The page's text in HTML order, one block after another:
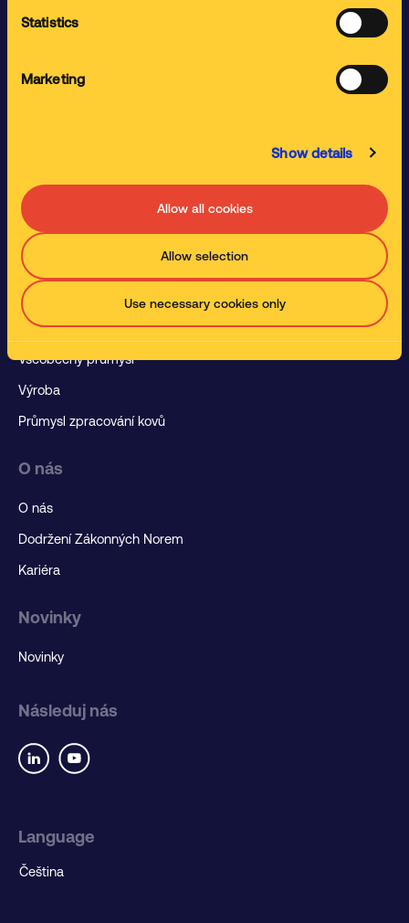
Statistics
Marketing
Show details
Allow all cookies
Allow selection
Use necessary cookies only
Myčky Součástek
Čištění Lakovacích Pistolí
Průmysl
Letecký Průmysl
Automobilový průmysl
Stavebnictví a výstavba
Potraviny a nápoje
Všeobecný průmysl
Výroba
Průmysl zpracování kovů
O nás
O nás
Dodržení Zákonných Norem
Kariéra
Novinky
Novinky
Následuj nás
Language